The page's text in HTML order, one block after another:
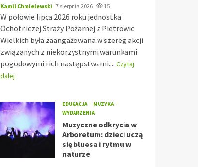
Kamil Chmielewski 7 sierpnia 2026 15
W połowie lipca 2026 roku jednostka
Ochotniczej Straży Pożarnej z Pietrowic
Wielkich była zaangażowana w szereg akcji
związanych z niekorzystnymi warunkami
pogodowymi i ich następstwami.... Czytaj
dalej
EDUKACJA
MUZYKA
WYDARZENIA
Muzyczne odkrycia w
Arboretum: dzieci uczą
się bluesa i rytmu w
naturze